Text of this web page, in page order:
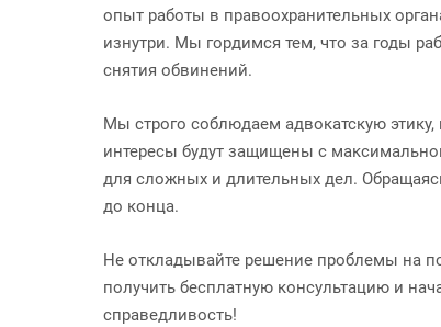
опыт работы в правоохранительных
изнутри. Мы гордимся тем, что за годы
снятия обвинений.
Мы строго соблюдаем адвокатскую
интересы будут защищены с
для сложных и длительных дел.
до конца.
Не откладывайте решение проблемы на
получить бесплатную консультацию и
справедливость!